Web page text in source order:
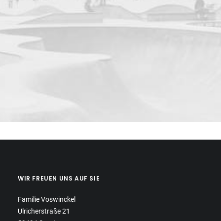
WIR FREUEN UNS AUF SIE
Familie Voswinckel
Ulricherstraße 21